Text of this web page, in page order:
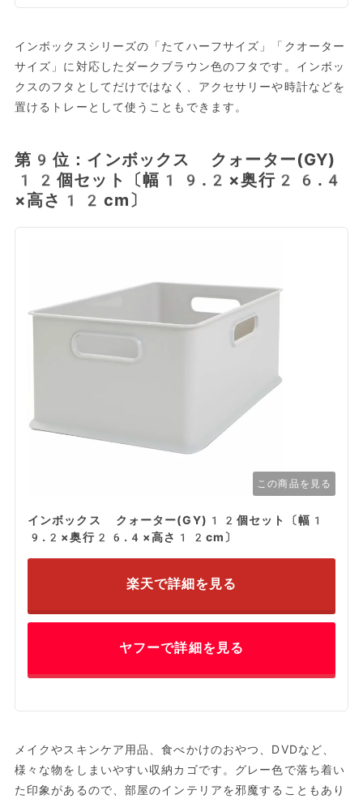
インボックスシリーズの「たてハーフサイズ」「クオーター
サイズ」に対応したダークブラウン色のフタです。インボッ
クスのフタとしてだけではなく、アクセサリーや時計などを
置けるトレーとして使うこともできます。
第9位：インボックス クォーター(GY)
12個セット〔幅19.2×奥行26.4
×高さ12cm〕
この商品を見る
インボックス クォーター(GY)12個セット〔幅1
9.2×奥行26.4×高さ12cm〕
楽天で詳細を見る
ヤフーで詳細を見る
メイクやスキンケア用品、食べかけのおやつ、DVDなど、
様々な物をしまいやすい収納カゴです。グレー色で落ち着い
た印象があるので、部屋のインテリアを邪魔することもあり